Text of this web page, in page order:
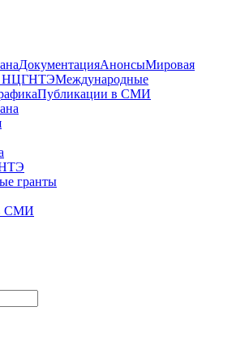
ДокументацияАнонсыМировая
НЦГНТЭМеждународные
Публикации в СМИ
гранты
СМИ